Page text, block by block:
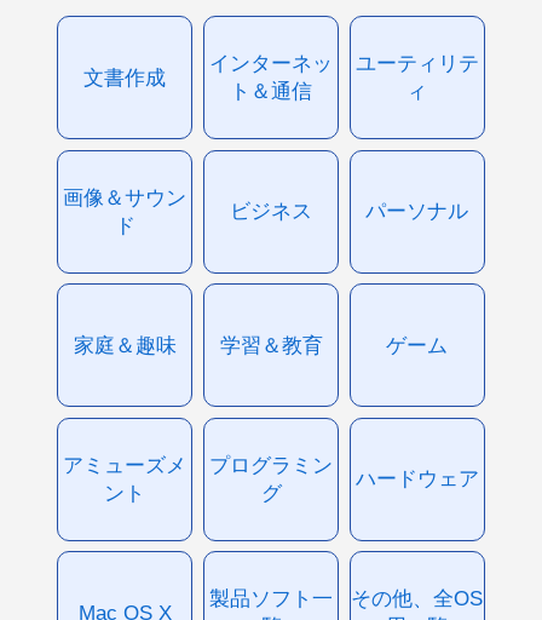
文書作成
インターネッ
ト＆通信
ユーティリテ
ィ
画像＆サウン
ド
ビジネス パーソナル
家庭＆趣味 学習＆教育 ゲーム
アミューズメ
ント
プログラミン
グ
ハードウェア
Mac OS X
製品ソフト一
その他、全OS